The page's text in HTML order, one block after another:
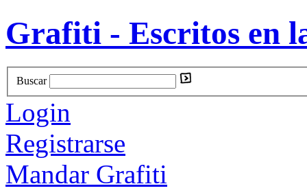
Grafiti - Escritos en
Buscar
Login
Registrarse
Mandar Grafiti